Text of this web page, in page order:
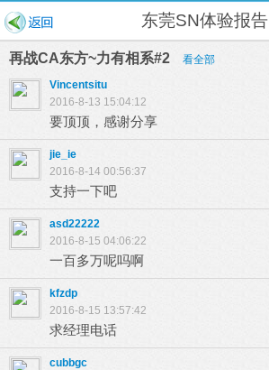
东莞SN体验报告
再战CA东方~力有相系#2
看全部
Vincentsitu
2016-8-13 15:04:12
要顶顶，感谢分享
jie_ie
2016-8-14 00:56:37
支持一下吧
asd22222
2016-8-15 04:06:22
一百多万呢吗啊
kfzdp
2016-8-15 13:57:42
求经理电话
cubbgc